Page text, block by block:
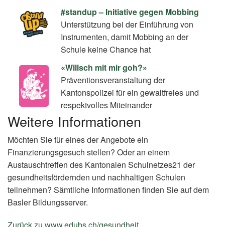
#standup – Initiative gegen Mobbing
Unterstützung bei der Einführung von
Instrumenten, damit Mobbing an der
Schule keine Chance hat
«Willsch mit mir goh?»
Präventionsveranstaltung der
Kantonspolizei für ein gewaltfreies und
respektvolles Miteinander
Weitere Informationen
Möchten Sie für eines der Angebote ein
Finanzierungsgesuch stellen? Oder an einem
Austauschtreffen des Kantonalen Schulnetzes21 der
gesundheitsfördernden und nachhaltigen Schulen
teilnehmen? Sämtliche Informationen finden Sie auf dem
Basler Bildungsserver.